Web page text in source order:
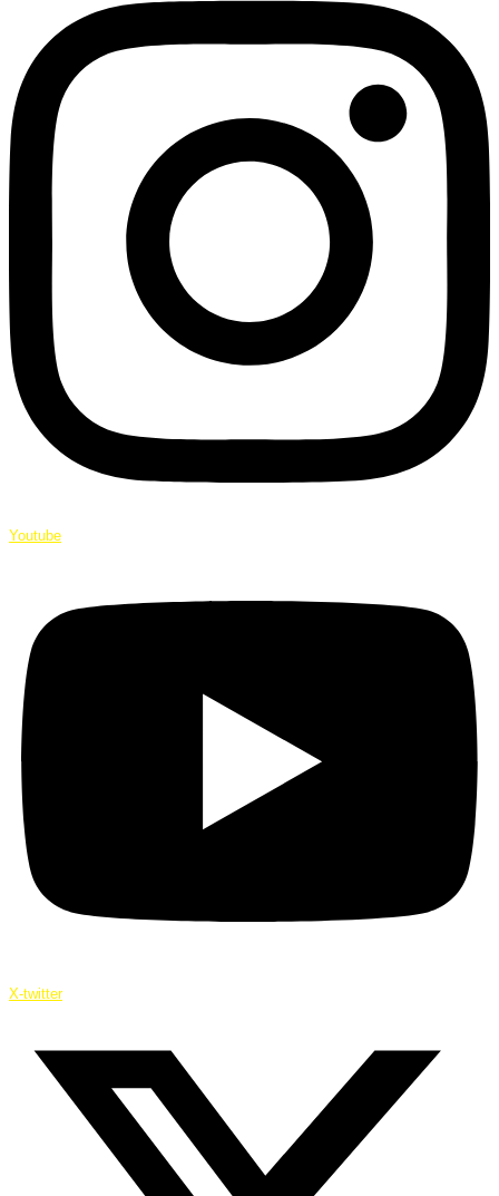
Youtube
X-twitter